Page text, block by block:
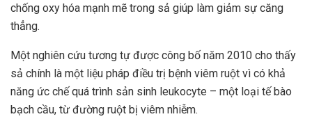
chống oxy hóa mạnh mẽ trong sả giúp làm giảm sự căng
thẳng.
Một nghiên cứu tương tự được công bố năm 2010 cho thấy
sả chính là một liệu pháp điều trị bệnh viêm ruột vì có khả
năng ức chế quá trình sản sinh leukocyte – một loại tế bào
bạch cầu, từ đường ruột bị viêm nhiễm.